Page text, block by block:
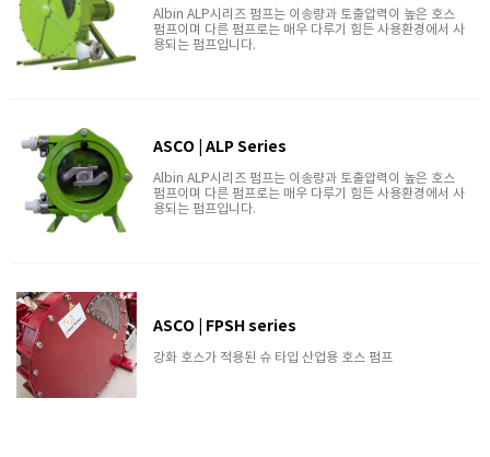
Albin ALP시리즈 펌프는 이송량과 토출압력이 높은 호스
펌프이며 다른 펌프로는 매우 다루기 힘든 사용환경에서 사
용되는 펌프입니다.
ASCO | ALP Series
Albin ALP시리즈 펌프는 이송량과 토출압력이 높은 호스
펌프이며 다른 펌프로는 매우 다루기 힘든 사용환경에서 사
용되는 펌프입니다.
ASCO | FPSH series
강화 호스가 적용된 슈 타입 산업용 호스 펌프